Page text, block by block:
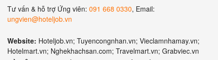
Tư vấn & hỗ trợ Ứng viên: 091 668 0330, Email:
ungvien@hoteljob.vn
Website: Hoteljob.vn; Tuyencongnhan.vn; Vieclamnhamay.vn;
Hotelmart.vn; Nghekhachsan.com; Travelmart.vn; Grabviec.vn